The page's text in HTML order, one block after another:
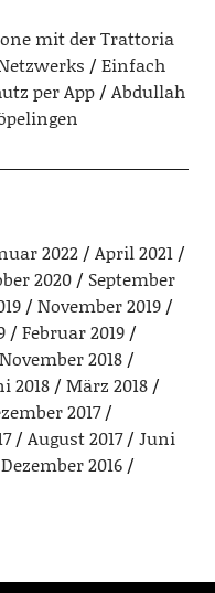
mit der Trattoria
Einfach
per App
Abdullah
2022
April 2021
2020
September
November 2019
Februar 2019
November 2018
2018
März 2018
2017
August 2017
Juni
Dezember 2016